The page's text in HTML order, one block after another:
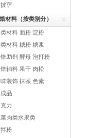
萨
材料（按类别分）
材料 面粉 淀粉
材料 糖粉 糖浆
助剂 酵母 泡打粉
辅料 果干 肉松
装饰 抹茶 色素
品
力
肉类水果类
粉